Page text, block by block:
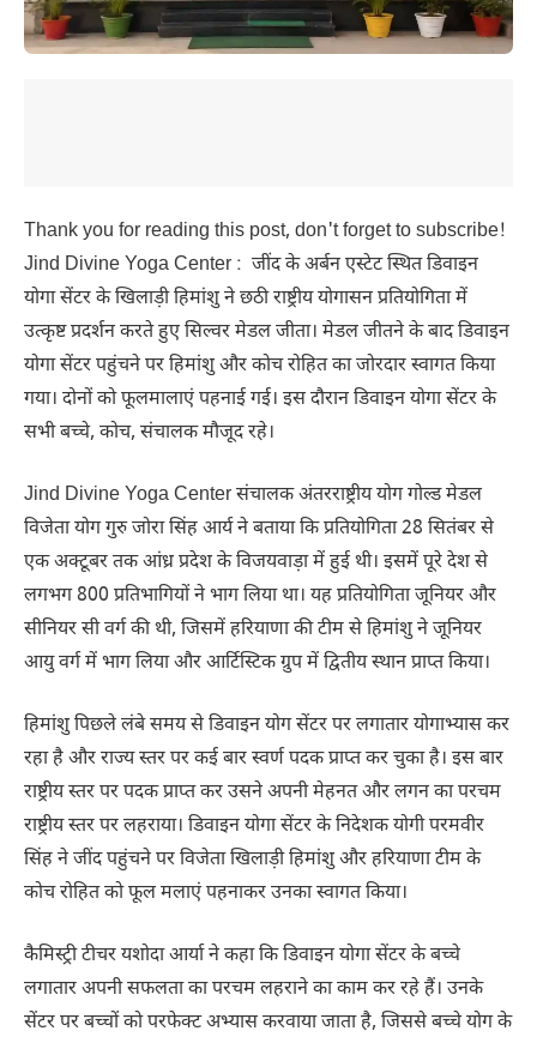
Thank you for reading this post, don't forget to subscribe!
Jind Divine Yoga Center : जींदकेअर्बनएस्टेटस्थित डिवाइन
योगासेंटरके खिलाड़ी हिमांशु ने छठी राष्ट्रीय योगासन प्रतियोगिता में
उत्कृष्टप्रदर्शनकरतेहुए सिल्वर मेडल जीता। मेडलजीतनेकेबादडिवाइन
योगा सेंटर पहुंचनेपरहिमांशुऔरकोचरोहितकाजोरदारस्वागतकिया
गया। दोनोंकोफूलमालाएंपहनाईगई। इसदौरानडिवाइनयोगासेंटरके
सभीबच्चे, कोच, संचालकमौजूदरहे।
Jind Divine Yoga Centerसंचालक अंतरराष्ट्रीय योग गोल्डमेडल
विजेता योग गुरु जोरा सिंह आर्य ने बताया कि प्रतियोगिता 28 सितंबर से
एक अक्टूबर तक आंध्र प्रदेश के विजयवाड़ा में हुई थी। इसमें पूरे देश से
लगभग 800 प्रतिभागियों ने भाग लिया था। यह प्रतियोगिता जूनियर और
सीनियर सी वर्ग की थी, जिसमें हरियाणा की टीम से हिमांशु ने जूनियर
आयु वर्ग में भाग लिया और आर्टिस्टिक ग्रुप में द्वितीय स्थान प्राप्त किया।
हिमांशु पिछले लंबे समय से डिवाइन योग सेंटर पर लगातार योगाभ्यास कर
रहा है और राज्य स्तर पर कई बार स्वर्ण पदक प्राप्त कर चुका है। इस बार
राष्ट्रीय स्तर पर पदक प्राप्त कर उसने अपनी मेहनत और लगन का परचम
राष्ट्रीय स्तर पर लहराया। डिवाइन योगा सेंटर के निदेशक योगी परमवीर
सिंह ने जींद पहुंचने पर विजेता खिलाड़ी हिमांशु और हरियाणा टीम के
कोच रोहित को फूल मलाएं पहनाकर उनका स्वागत किया।
कैमिस्ट्री टीचर यशोदा आर्या ने कहा कि डिवाइन योगा सेंटर के बच्चे
लगातार अपनी सफलता का परचम लहराने का काम कर रहे हैं। उनके
सेंटर पर बच्चों को परफेक्ट अभ्यास करवाया जाता है, जिससे बच्चे योग के